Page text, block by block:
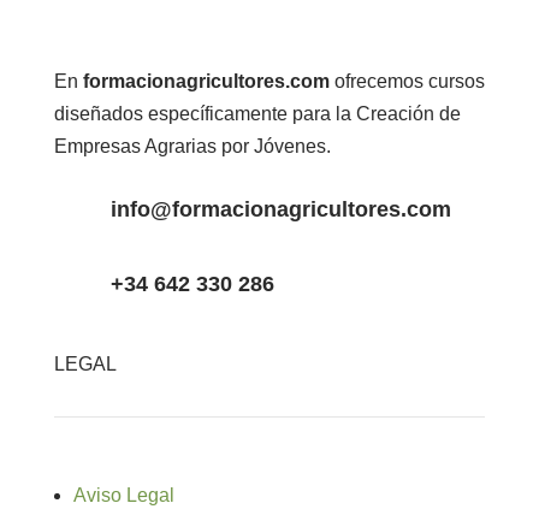
En formacionagricultores.comofrecemos cursos
diseñados específicamente para la Creación de
Empresas Agrarias por Jóvenes.
info@formacionagricultores.com
+34 642 330 286
LEGAL
Aviso Legal